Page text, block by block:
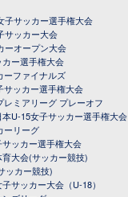
子サッカー選手権大会
サッカー大会
ーオープン大会
ー選手権大会
ーファイナルズ
サッカー選手権大会
レミアリーグ プレーオフ
U-15女子サッカー選手権大会
ーリーグ
ッカー選手権大会
大会(サッカー競技)
ッカー競技)
サッカー大会（U-18）